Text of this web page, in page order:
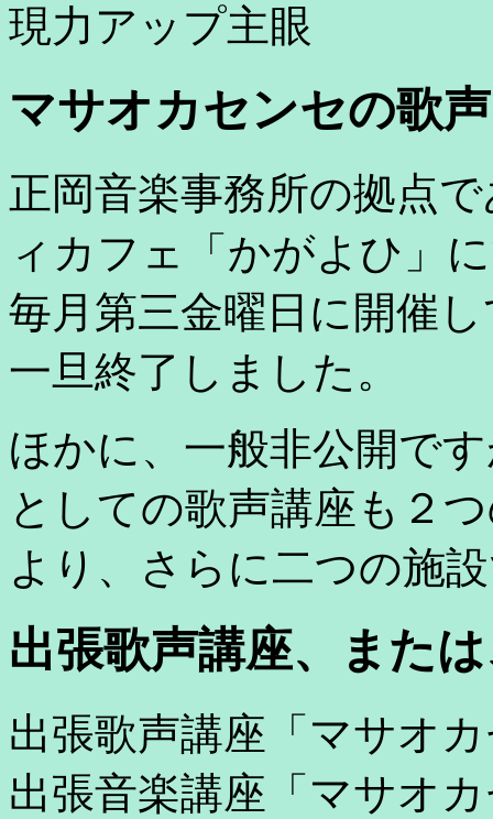
現力アップ主眼
マサオカセンセの歌
正岡音楽事務所の拠点
ィカフェ「かがよひ」
毎月第三金曜日に開催
一旦終了しました。
ほかに、一般非公開で
としての歌声講座も２
より、さらに二つの施
出張歌声講座、また
出張歌声講座「マサオ
出張音楽講座「マサオ